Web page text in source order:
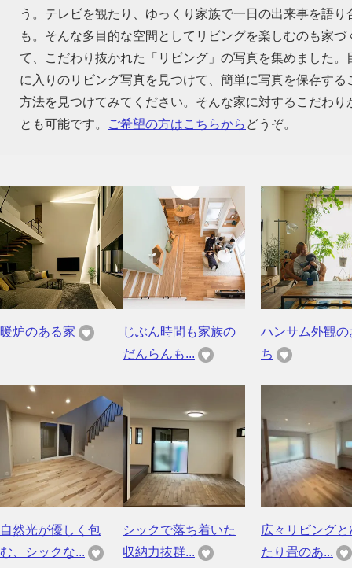
う。テレビを観たり、ゆっくり家族で一日の出来事を語
も。そんな多目的な空間としてリビングを楽しむのも家
て、こだわり抜かれた「リビング」の写真を集めました
に入りのリビング写真を見つけて、簡単に写真を保存す
方法を見つけてみてください。そんな家に対するこだわ
とも可能です。
ご希望の方はこちらから どうぞ。
暖炉のある家
じぶん時間も家族の
だんらんも...
ハンサム外観の
ち
自然光が優しく包
む、シックな...
シックで落ち着いた
収納力抜群...
広々リビングと
たり畳のあ...